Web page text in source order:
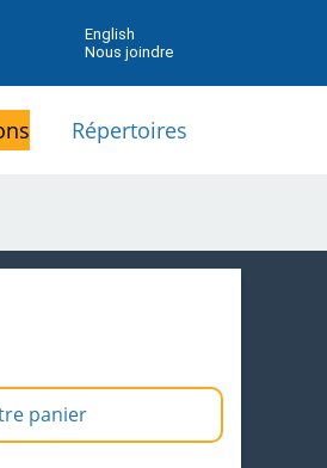
English
Nous joindre
Répertoires
panier